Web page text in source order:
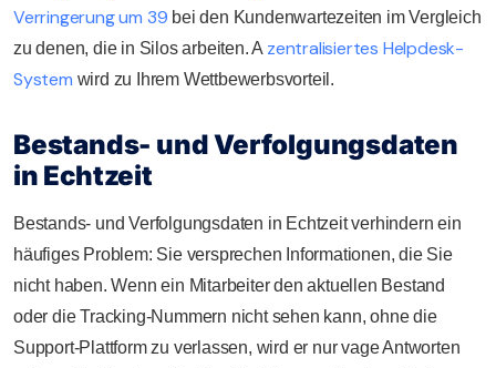
Verringerung um 39 bei den Kundenwartezeiten im Vergleich
zu denen, die in Silos arbeiten. A zentralisiertes Helpdesk-
System wird zu Ihrem Wettbewerbsvorteil.
Bestands- und Verfolgungsdaten
in Echtzeit
Bestands- und Verfolgungsdaten in Echtzeit verhindern ein
häufiges Problem: Sie versprechen Informationen, die Sie
nicht haben. Wenn ein Mitarbeiter den aktuellen Bestand
oder die Tracking-Nummern nicht sehen kann, ohne die
Support-Plattform zu verlassen, wird er nur vage Antworten